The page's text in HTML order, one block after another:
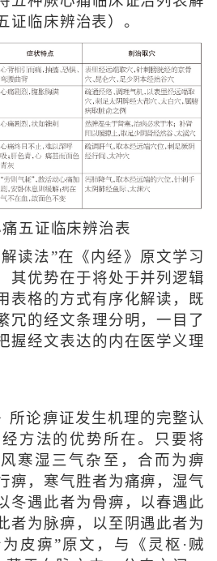
证临床辨治表）。
五证临床辨治表
读法”在《内经》原文学习
其优势在于将处于并列逻辑
表格的方式有序化解读，既
冗的经文条理分明，一目了
握经文表达的内在医学义理
所论痹证发生机理的完整认
方法的优势所在。只要将
风寒湿三气杂至，合而为痹
痹，寒气胜者为痛痹，湿气
遇此者为骨痹，以春遇此
者为脉痹，以至阴遇此者为
皮痹”原文，与《灵枢·贼